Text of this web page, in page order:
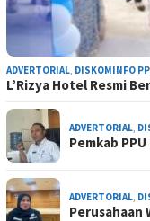
ADVERTORIAL DISKOMINFO
L’Rizya Hotel Resmi
ADVERTORIAL
Pemkab
ADVERTORIAL
Perusahaan